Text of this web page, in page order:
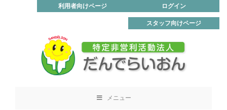
ログイン
利用者向けページ
スタッフ向けページ
メニュー